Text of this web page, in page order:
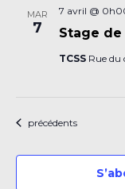
MAR
7 Stage de
7 avril @
TCSS Rue du
Évènements
précédents